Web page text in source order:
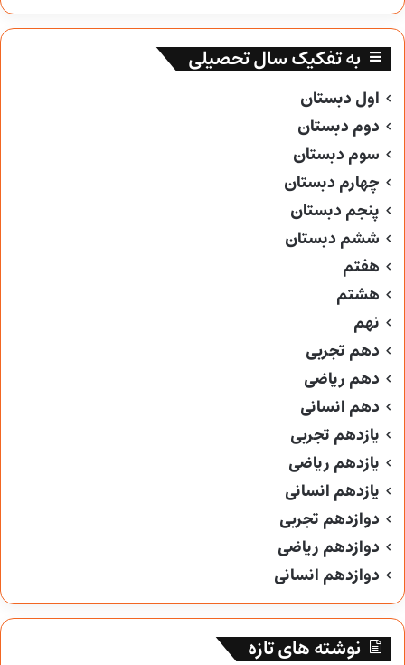
به تفکیک سال تحصیلی
اول دبستان
دوم دبستان
سوم دبستان
چهارم دبستان
پنجم دبستان
ششم دبستان
هفتم
هشتم
نهم
دهم تجربی
دهم ریاضی
دهم انسانی
یازدهم تجربی
یازدهم ریاضی
یازدهم انسانی
دوازدهم تجربی
دوازدهم ریاضی
دوازدهم انسانی
نوشته های تازه